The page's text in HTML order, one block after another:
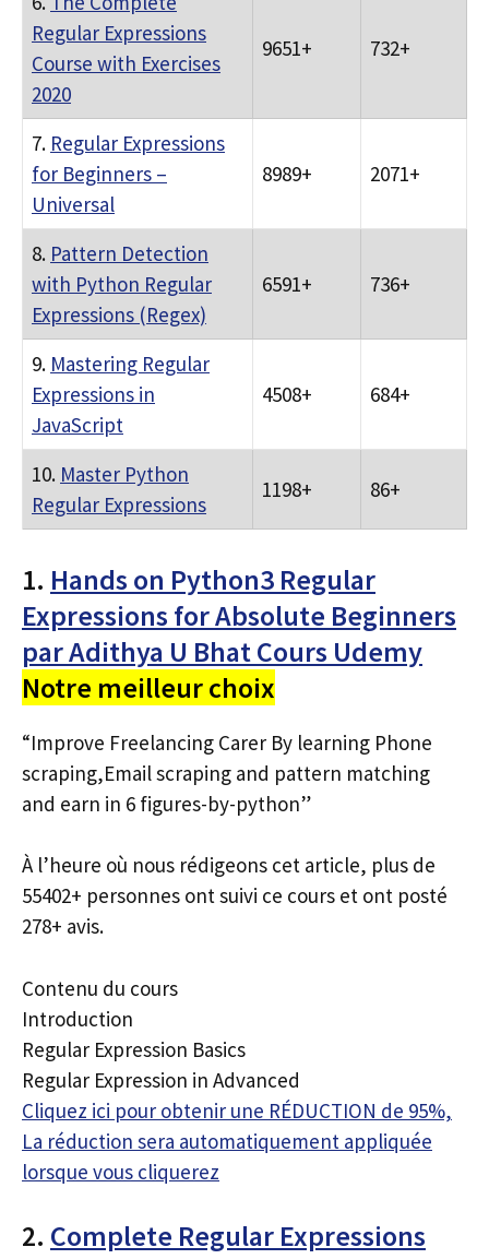
Regular Expressions
Course with Exercises
2020
9651+ 732+
7. Regular Expressions
for Beginners –
Universal
8989+ 2071+
8. Pattern Detection
with Python Regular
Expressions (Regex)
6591+ 736+
9. Mastering Regular
Expressions in
JavaScript
4508+ 684+
10. Master Python
Regular Expressions
1198+ 86+
1. Hands on Python3 Regular
Expressions for Absolute Beginners
par Adithya U Bhat Cours Udemy
Notre meilleur choix
“Improve Freelancing Carer By learning Phone
scraping,Email scraping and pattern matching
and earn in 6 figures-by-python”
À l’heure où nous rédigeons cet article, plus de
55402+ personnes ont suivi ce cours et ont posté
278+ avis.
Contenu du cours
Introduction
Regular Expression Basics
Regular Expression in Advanced
Cliquez ici pour obtenir une RÉDUCTION de 95%,
La réduction sera automatiquement appliquée
lorsque vous cliquerez
2. Complete Regular Expressions